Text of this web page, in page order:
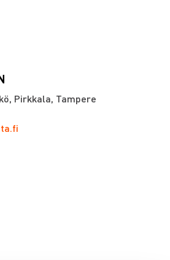
Pirkkala, Tampere